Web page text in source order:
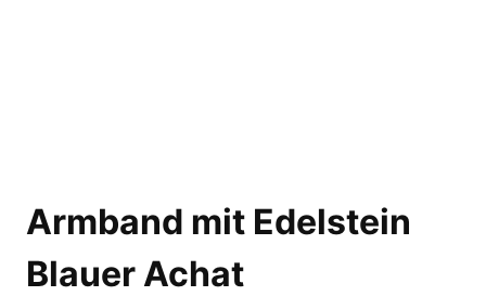
Armband mit Edelstein
Blauer Achat